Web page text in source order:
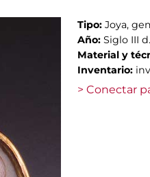
Tipo: Joya,
Año: Siglo III
Material y
Inventario:
> Conectar